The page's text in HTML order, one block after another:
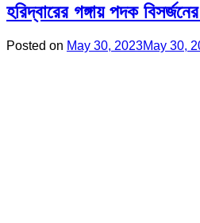
হরিদ্বারের গঙ্গায় পদক
Posted on May 30, 2023May 30,